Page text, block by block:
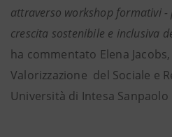
attraverso workshop formativi
crescita sostenibile e inclusiva
ha commentato Elena
Valorizzazione del Sociale e
Università di Intesa Sanpaolo